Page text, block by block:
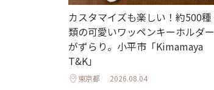
カスタマイズも楽しい！約500種
類の可愛いワッペンキーホルダー
がずらり。小平市「Kimamaya
T&K」
東京都 2026.08.04